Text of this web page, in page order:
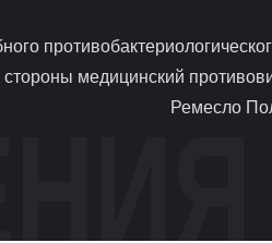
медицинский
Ремесло